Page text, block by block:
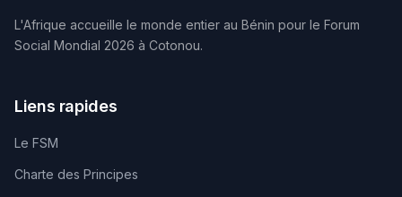
L'Afrique accueille le monde entier au Bénin pour le Forum
Social Mondial 2026 à Cotonou.
Liens rapides
Le FSM
Charte des Principes